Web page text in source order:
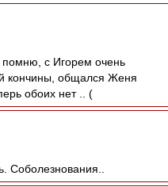
помню, с Игорем очень
кончины, общался Женя
обоих нет .. (
Соболезнования..